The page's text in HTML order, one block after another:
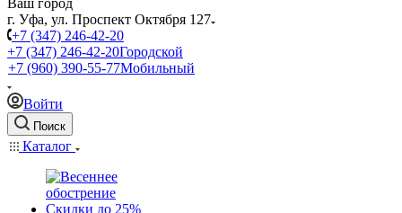
Ваш город
г. Уфа, ул. Проспект Октября 127
+7 (347) 246-42-20
+7 (347) 246-42-20Городской
+7 (960) 390-55-77Мобильный
Войти
Поиск
Каталог